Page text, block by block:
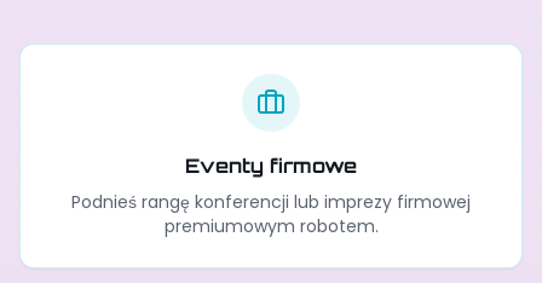
Eventy firmowe
Podnieś rangę konferencji lub imprezy firmowej
premiumowym robotem.